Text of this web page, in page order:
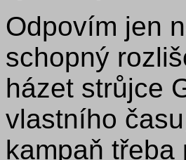
Odpovím jen
schopný
házet strůjce
vlastního
kampaň třeba